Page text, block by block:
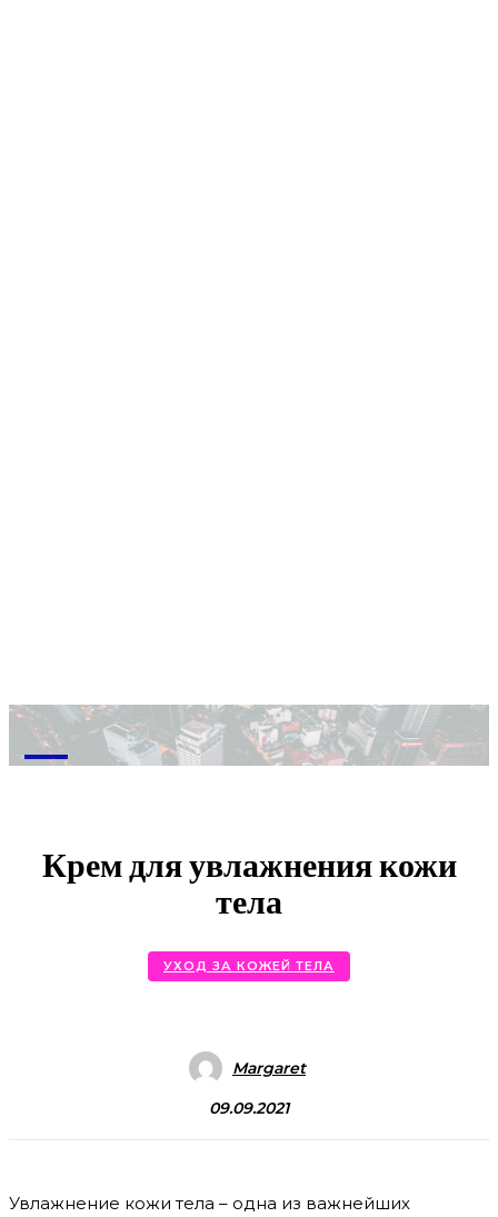
M
Крем для увлажнения кожи
тела
УХОД ЗА КОЖЕЙ ТЕЛА
Margaret
09.09.2021
Увлажнение кожи тела – одна из важнейших